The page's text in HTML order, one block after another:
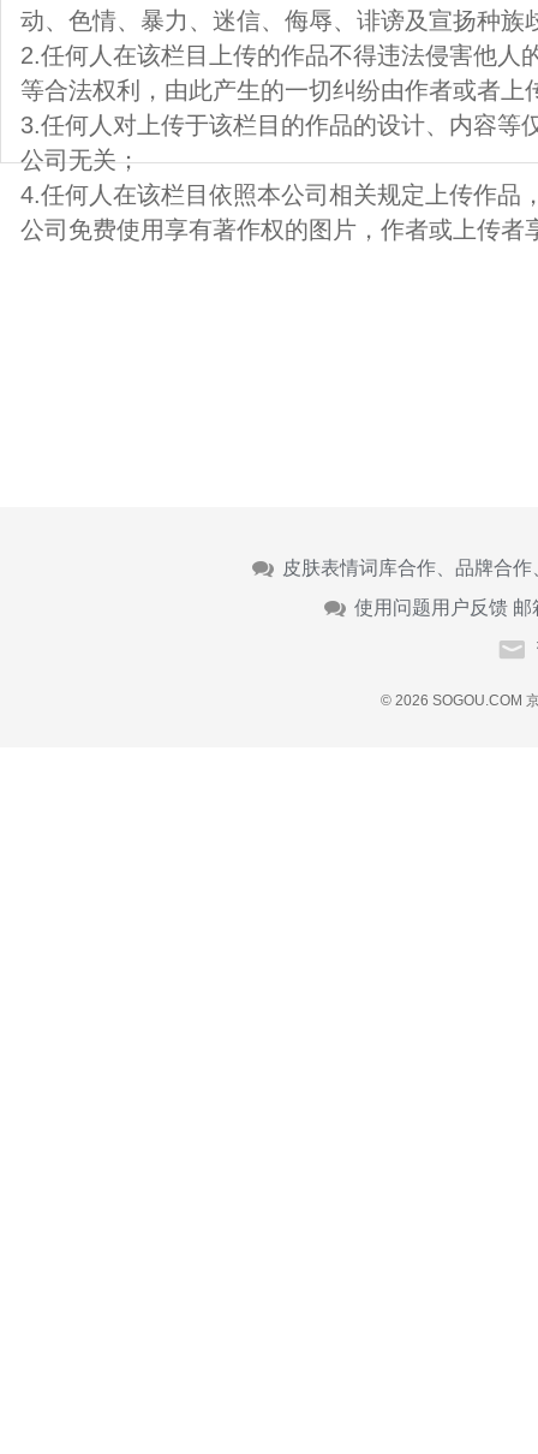
动、色情、暴力、迷信、侮辱、诽谤及宣扬种族
2.任何人在该栏目上传的作品不得违法侵害他人
等合法权利，由此产生的一切纠纷由作者或者上
3.任何人对上传于该栏目的作品的设计、内容等
公司无关；
4.任何人在该栏目依照本公司相关规定上传作品
公司免费使用享有著作权的图片，作者或上传者
皮肤表情词库合作、品牌合
使用问题用户反馈 邮
© 2026 SOGOU.COM